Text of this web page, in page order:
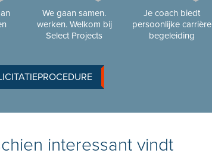
We gaan samen.
werken. Welkom bij
Select Projects
Je coach biedt
persoonlijke carrière
begeleiding
interessant vindt